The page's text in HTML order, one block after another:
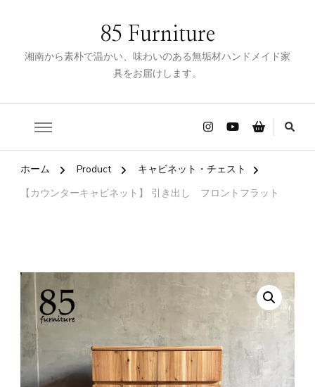
85 Furniture
湘南から素朴で温かい、味わいのある無垢材ハンドメイド家
具をお届けします。
ホーム Product
キャビネット・チェスト
【カウンターキャビネット】 引き出し フロントフラット
🔍